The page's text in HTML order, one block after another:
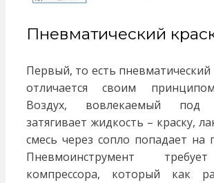
Пневматический
Первый, то есть пневматический
отличается своим
Воздух, вовлекаемый под
затягивает жидкость – краску,
смесь через сопло попадает на
Пневмоинструмент
компрессора, который как